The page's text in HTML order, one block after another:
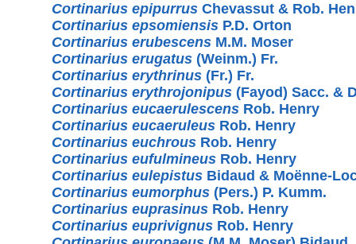
Cortinarius epipurrus Chevassut & Rob.
Cortinarius epsomiensis P.D. Orton
Cortinarius erubescens M.M. Moser
Cortinarius erugatus (Weinm.) Fr.
Cortinarius erythrinus (Fr.) Fr.
Cortinarius erythrojonipus (Fayod) Sacc. &
Cortinarius eucaerulescens Rob. Henry
Cortinarius eucaeruleus Rob. Henry
Cortinarius euchrous Rob. Henry
Cortinarius eufulmineus Rob. Henry
Cortinarius eulepistus Bidaud & Moënne-
Cortinarius eumorphus (Pers.) P. Kumm.
Cortinarius euprasinus Rob. Henry
Cortinarius euprivignus Rob. Henry